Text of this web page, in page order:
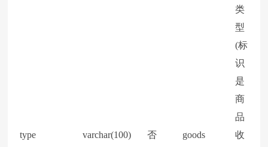
type varchar(100) 否 goods
类
型
(标
识
是
商
品
收